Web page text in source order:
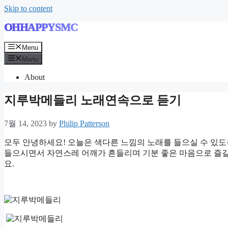
Skip to content
OHHAPPYSMC
Menu
Menu
About
지루박메들리 노래연속으로 듣기
7월 14, 2023 by Philip Patterson
모두 안녕하세요! 오늘은 색다른 느낌의 노래를 들으실 수 있
들으시면서 자연스레 어깨가 흔들리며 기분 좋은 마음으로
요.